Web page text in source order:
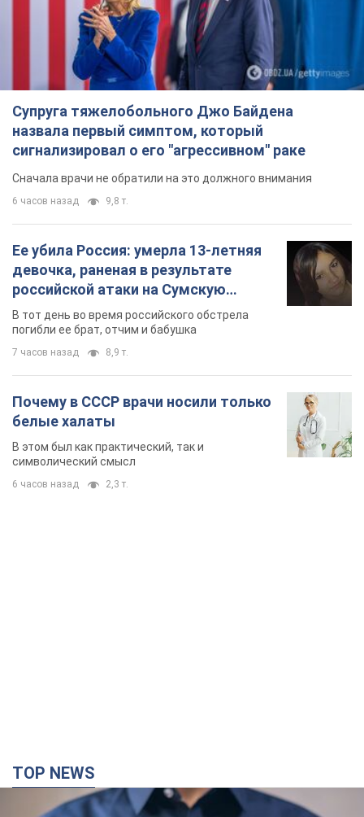
Супруга тяжелобольного Джо Байдена
назвала первый симптом, который
сигнализировал о его "агрессивном" раке
Сначала врачи не обратили на это должного внимания
6 часов назад 9,8 т.
Ее убила Россия: умерла 13-летняя
девочка, раненая в результате
российской атаки на Сумскую
область. Фото
В тот день во время российского обстрела
погибли ее брат, отчим и бабушка
7 часов назад 8,9 т.
Почему в СССР врачи носили только
белые халаты
В этом был как практический, так и
символический смысл
6 часов назад 2,3 т.
TOP NEWS